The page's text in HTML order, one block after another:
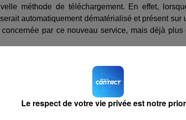
méthode de téléchargement. En effet,
automatiquement dématérialisé et présent sur
par ce nouveau service, mais déjà
de la musique. Cela pourrait inciter
sachant qu'ils n'auront pas besoin de le
Le respect de votre vie privée est notre